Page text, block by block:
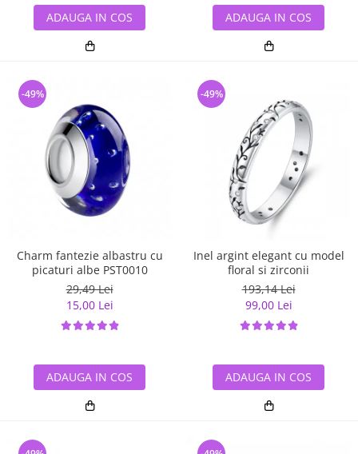
ADAUGA IN COS ADAUGA IN COS
Charm fantezie albastru cu
picaturi albe PST0010
29,49 Lei
15,00 Lei
-49%
ADAUGA IN COS
Inel argint elegant cu model
floral si zirconii
193,14 Lei
99,00 Lei
-49%
ADAUGA IN COS